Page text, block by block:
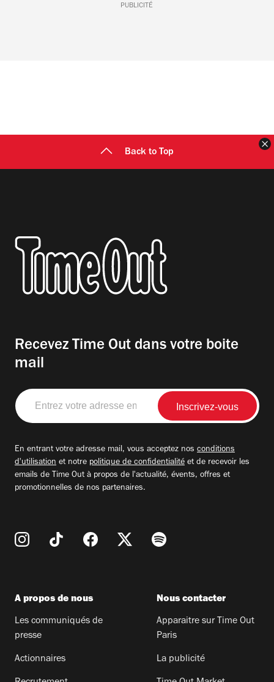
PUBLICITÉ
Back to Top
Recevez Time Out dans votre boite
mail
Entrez
votre
adresse
En entrant votre adresse mail, vous acceptez nos conditions
d'utilisation et notre politique de confidentialité et de recevoir les
emails de Time Out à propos de l'actualité, évents, offres et
promotionnelles de nos partenaires.
A propos de nous
Les communiqués de
presse
Actionnaires
Nous contacter
Apparaitre sur Time Out
Paris
La publicité